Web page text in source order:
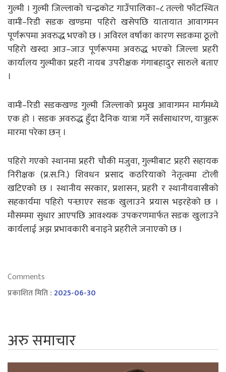
गुल्मी । गुल्मी जिल्लाको चन्द्रकोट गाउँपालिका–८ तल्लो फाँटस्थित
वामी–रिडी सडक खण्डमा पहिरो खसेपछि यातायात आवागमन
पूर्णरूपमा अवरुद्ध भएको छ । अविरल वर्षाका कारण सडकमा ठूलो
पहिरो खस्दा आउ–जाउ पूर्णरूपमा अवरुद्ध भएको जिल्ला प्रहरी
कार्यालय गुल्मीका प्रहरी नायब उपरीक्षक गंगाबहादुर सारुले बताए
।
वामी–रिडी सडकखण्ड गुल्मी जिल्लाको प्रमुख आवागमन मार्गमध्ये
एक हो । सडक अवरुद्ध हुँदा दैनिक यात्रा गर्ने सर्वसाधारण, यात्रुहरू
मारमा परेका छन् ।
पहिरो गएको स्थानमा प्रहरी चौकी मजुवा, गुल्मीबाट प्रहरी सहायक
निरीक्षक (प्र.स.नि.) शिवधन प्रसाद कठरियाको नेतृत्वमा टोली
खटिएको छ । स्थानीय सरकार, प्रशासन, प्रहरी र स्थानीयवासीको
सहकार्यमा पहिरो पन्छाएर सडक खुलाउने प्रयास भइरहेको छ ।
मौसममा सुधार आएपछि आवश्यक उपकरणमार्फत सडक खुलाउने
कार्यलाई अझ प्रभावकारी बनाइने प्रहरीले जनाएको छ ।
Comments
प्रकाशित मिति :2025-06-30
अरु समाचार